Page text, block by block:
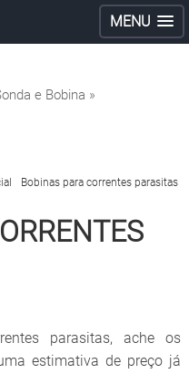
MENU
e Bobina »
Bobinas para correntes parasitas
parasitas, ache os
estimativa de preço já